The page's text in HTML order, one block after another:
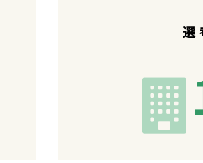
選